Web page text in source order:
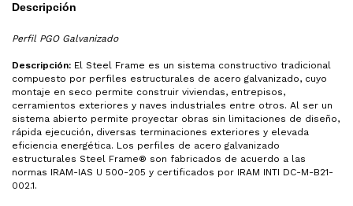
Descripción
Perfil PGO Galvanizado
Descripción: El Steel Frame es un sistema constructivo tradicional
compuesto por perfiles estructurales de acero galvanizado, cuyo
montaje en seco permite construir viviendas, entrepisos,
cerramientos exteriores y naves industriales entre otros. Al ser un
sistema abierto permite proyectar obras sin limitaciones de diseño,
rápida ejecución, diversas terminaciones exteriores y elevada
eficiencia energética. Los perfiles de acero galvanizado
estructurales Steel Frame® son fabricados de acuerdo a las
normas IRAM-IAS U 500-205 y certificados por IRAM INTI DC-M-B21-
002.1.